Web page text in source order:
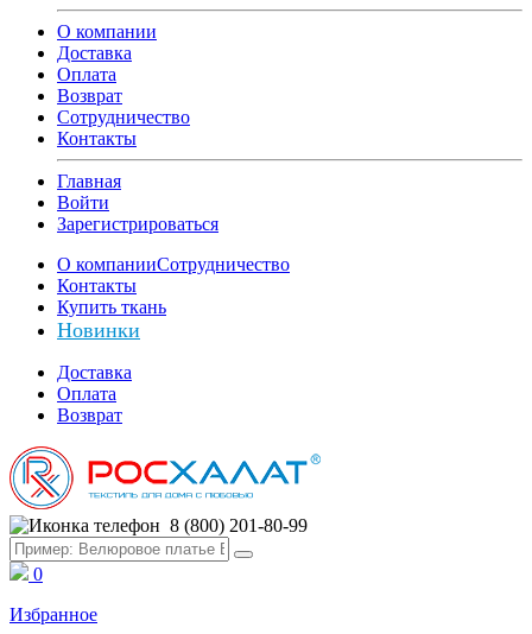
О компании
Доставка
Оплата
Возврат
Сотрудничество
Контакты
Главная
Войти
Зарегистрироваться
О компанииСотрудничество
Контакты
Купить ткань
Новинки
Доставка
Оплата
Возврат
8 (800) 201-80-99
0
Избранное